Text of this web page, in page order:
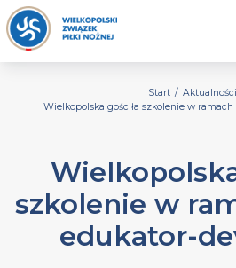
Start / Aktualności
Wielkopolska gościła szkolenie w
szkolenie w
edukator-